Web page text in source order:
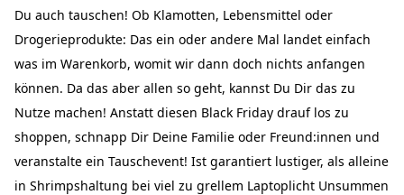
Du auch tauschen! Ob Klamotten, Lebensmittel oder
Drogerieprodukte: Das ein oder andere Mal landet einfach
was im Warenkorb, womit wir dann doch nichts anfangen
können. Da das aber allen so geht, kannst Du Dir das zu
Nutze machen! Anstatt diesen Black Friday drauf los zu
shoppen, schnapp Dir Deine Familie oder Freund:innen und
veranstalte ein Tauschevent! Ist garantiert lustiger, als alleine
in Shrimpshaltung bei viel zu grellem Laptoplicht Unsummen